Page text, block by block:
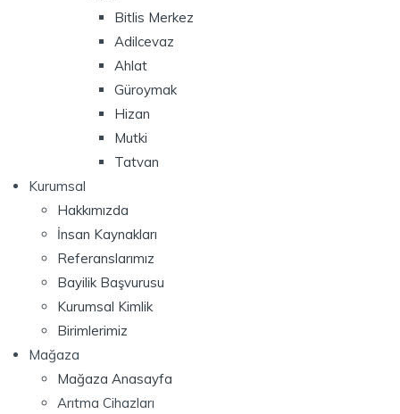
Bitlis Merkez
Adilcevaz
Ahlat
Güroymak
Hizan
Mutki
Tatvan
Kurumsal
Hakkımızda
İnsan Kaynakları
Referanslarımız
Bayilik Başvurusu
Kurumsal Kimlik
Birimlerimiz
Mağaza
Mağaza Anasayfa
Arıtma Cihazları